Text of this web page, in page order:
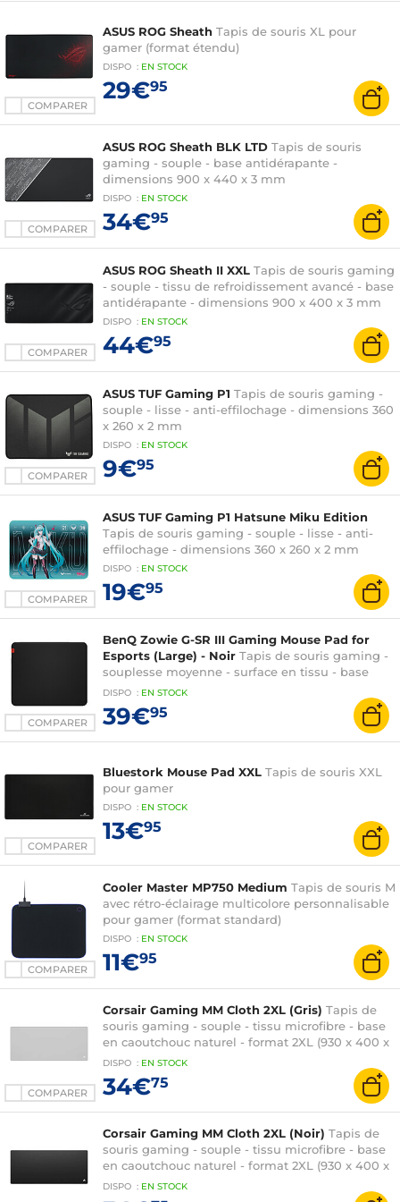
COMPARER
ASUS ROG Sheath Tapis de souris XL pour
gamer (format étendu)
DISPO : EN STOCK
29€95
COMPARER
ASUS ROG Sheath BLK LTD Tapis de souris
gaming - souple - base antidérapante -
dimensions 900 x 440 x 3 mm
DISPO : EN STOCK
34€95
COMPARER
ASUS ROG Sheath II XXL Tapis de souris gaming
- souple - tissu de refroidissement avancé - base
antidérapante - dimensions 900 x 400 x 3 mm
DISPO : EN STOCK
44€95
COMPARER
ASUS TUF Gaming P1 Tapis de souris gaming -
souple - lisse - anti-effilochage - dimensions 360
x 260 x 2 mm
DISPO : EN STOCK
9€95
COMPARER
ASUS TUF Gaming P1 Hatsune Miku Edition
Tapis de souris gaming - souple - lisse - anti-
effilochage - dimensions 360 x 260 x 2 mm
DISPO : EN STOCK
19€95
COMPARER
BenQ Zowie G-SR III Gaming Mouse Pad for
Esports (Large) - Noir Tapis de souris gaming -
souplesse moyenne - surface en tissu - base
antidérapante en caoutchouc - format large (470
x 390 mm)
DISPO : EN STOCK
39€95
COMPARER
Bluestork Mouse Pad XXL Tapis de souris XXL
pour gamer
DISPO : EN STOCK
13€95
COMPARER
Cooler Master MP750 Medium Tapis de souris M
avec rétro-éclairage multicolore personnalisable
pour gamer (format standard)
DISPO : EN STOCK
11€95
COMPARER
Corsair Gaming MM Cloth 2XL (Gris) Tapis de
souris gaming - souple - tissu microfibre - base
en caoutchouc naturel - format 2XL (930 x 400 x
2 mm)
DISPO : EN STOCK
34€75
Corsair Gaming MM Cloth 2XL (Noir) Tapis de
souris gaming - souple - tissu microfibre - base
en caoutchouc naturel - format 2XL (930 x 400 x
2 mm)
DISPO : EN STOCK